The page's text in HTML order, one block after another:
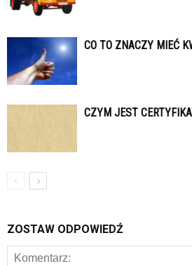
CO TO ZNACZY MIEĆ
CZYM JEST
ZOSTAW ODPOWIEDŹ